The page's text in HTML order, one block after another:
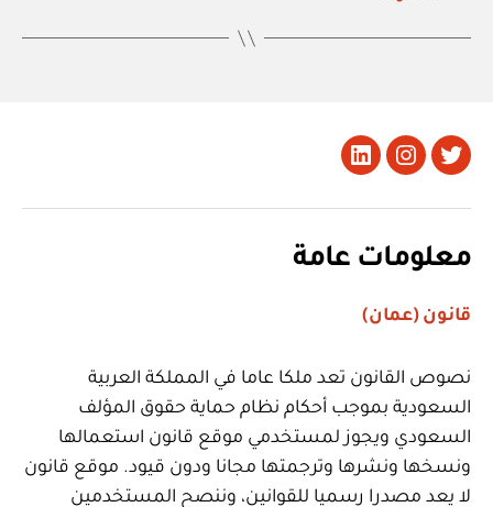
تويتر Instagram
LinkedIn
معلومات عامة
قانون (عمان)
نصوص القانون تعد ملكا عاما في المملكة العربية
السعودية بموجب أحكام نظام حماية حقوق المؤلف
السعودي ويجوز لمستخدمي موقع قانون استعمالها
ونسخها ونشرها وترجمتها مجانا ودون قيود. موقع قانون
لا يعد مصدرا رسميا للقوانين، وننصح المستخدمين